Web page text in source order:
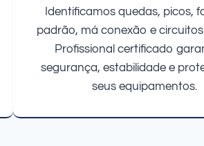
Identificamos quedas, picos,
padrão, má conexão e circuitos
Profissional certificado
segurança, estabilidade e
seus equipamentos.